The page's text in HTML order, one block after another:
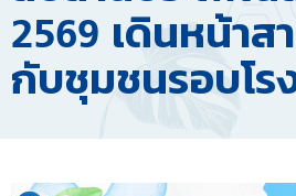
2569 เดินหน้า
กับชุมชนรอบโร